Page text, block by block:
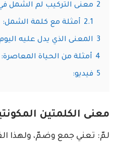
2 معنى التركيب لم الشمل
2.1 أمثلة مع كلمة الشمل:
3 المعنى الذي يدل عليه
4 أمثلة من الحياة المعاصرة:
5 فيديو:
معنى الكلمتين
لمّ: تعني جمع وضمّ، ولهذا